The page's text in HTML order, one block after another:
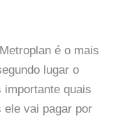
é o mais
lugar o
importante quais
ele vai pagar por